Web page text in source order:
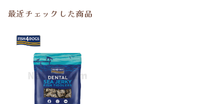
最近チェックした商品